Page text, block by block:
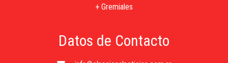
+ Gremiales
Datos de Contacto